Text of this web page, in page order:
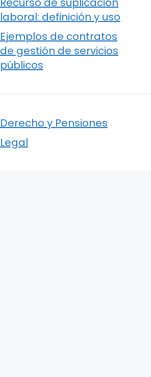
laboral: definición y uso
Ejemplos de contratos
de gestión de servicios
públicos
Derecho y Pensiones
Legal